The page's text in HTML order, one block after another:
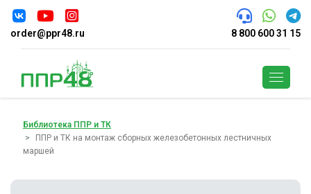
order@ppr48.ru 8 800 600 31 15
Библиотека ППР и ТК
ППР и ТК на монтаж сборных железобетонных лестничных
маршей